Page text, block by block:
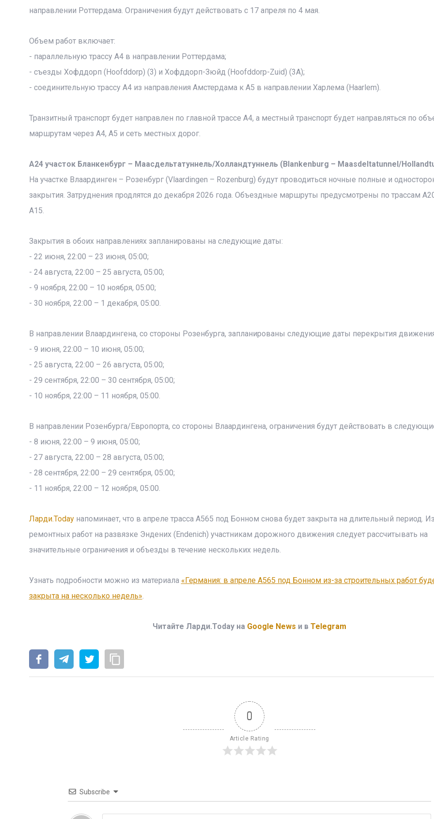
направлении Роттердама. Ограничения будут действовать с 17 апреля по 4 мая.
Объем работ включает:
- параллельную трассу A4 в направлении Роттердама;
- съезды Хофддорп (Hoofddorp) (3) и Хофддорп-Зюйд (Hoofddorp-Zuid) (3A);
- соединительную трассу A4 из направления Амстердама к A5 в направлении Харлема (Haarlem).
Транзитный транспорт будет направлен по главной трассе A4, а местный транспорт будет направляться по
маршрутам через A4, A5 и сеть местных дорог.
A24 участок Бланкенбург – Маасдельтатуннель/Холландтуннель (Blankenburg – Maasdeltatunnel/
На участке Влаардинген – Розенбург (Vlaardingen – Rozenburg) будут проводиться ночные полные и
закрытия. Затруднения продлятся до декабря 2026 года. Объездные маршруты предусмотрены по трассам
A15.
Закрытия в обоих направлениях запланированы на следующие даты:
- 22 июня, 22:00 – 23 июня, 05:00;
- 24 августа, 22:00 – 25 августа, 05:00;
- 9 ноября, 22:00 – 10 ноября, 05:00;
- 30 ноября, 22:00 – 1 декабря, 05:00.
В направлении Влаардингена, со стороны Розенбурга, запланированы следующие даты перекрытия
- 9 июня, 22:00 – 10 июня, 05:00;
- 25 августа, 22:00 – 26 августа, 05:00;
- 29 сентября, 22:00 – 30 сентября, 05:00;
- 10 ноября, 22:00 – 11 ноября, 05:00.
В направлении Розенбурга/Европорта, со стороны Влаардингена, ограничения будут действовать в
- 8 июня, 22:00 – 9 июня, 05:00;
- 27 августа, 22:00 – 28 августа, 05:00;
- 28 сентября, 22:00 – 29 сентября, 05:00;
- 11 ноября, 22:00 – 12 ноября, 05:00.
Ларди.Todayнапоминает, что в апреле трасса A565 под Бонном снова будет закрыта на длительный период.
ремонтных работ на развязке Эндених (Endenich) участникам дорожного движения следует рассчитывать на
значительные ограничения и объезды в течение нескольких недель.
Узнать подробности можно из материала «Германия: в апреле A565 под Бонном из-за строительных работ
закрыта на несколько недель».
Читайте Ларди.Today на Google News и в Telegram
0
Article Rating
Subscribe